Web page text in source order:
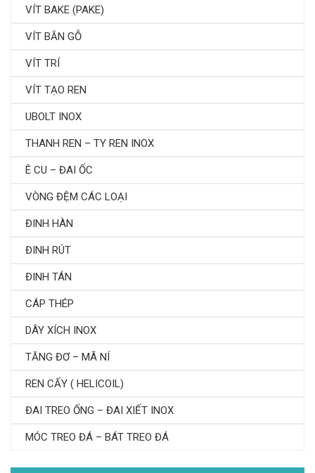
VÍT BAKE (PAKE)
VÍT BẮN GỖ
VÍT TRÍ
VÍT TẠO REN
UBOLT INOX
THANH REN – TY REN INOX
Ê CU – ĐAI ỐC
VÒNG ĐỆM CÁC LOẠI
ĐINH HÀN
ĐINH RÚT
ĐINH TÁN
CÁP THÉP
DÂY XÍCH INOX
TĂNG ĐƠ – MÃ NÍ
REN CẤY ( HELICOIL)
ĐAI TREO ỐNG – ĐAI XIẾT INOX
MÓC TREO ĐÁ – BÁT TREO ĐÁ